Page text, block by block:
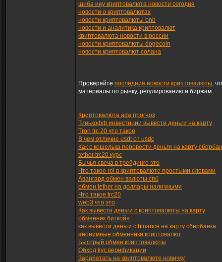
шиба ину криптовалюта новости сегодня
новости о криптовалютах
новости криптовалюты bnb
новости и аналитика криптовалют
криптовалюта новости в россии
новости криптовалюты dogecoin
новости криптовалют солана
Проверяйте последние новости криптовалюты,
материалы по рынку, регулированию и биржам.
Криптовалюта ada прогноз
Тинькофф инвестиции вывести деньги на карту
Tron trc 20 что такое
В чем отличие usdt от usdc
Как с кошелька перевести деньги на карту
tether trc20 курс
Бычья свеча в трейдинге это
Что такое roi в криптовалюте простыми словами
Авангард обмен валюты спб
обмен tether на доллары наличными
Что такое trc20
web3 что это
Как вывести деньги с криптовалюты на карту
обменник биткойн
как вывести деньги с binance на карту сбербанка
анонимные обменники криптовалют
Быстрый обмен криптовалюты
Обход kyc верификации
Заработать на криптовалюте новичку